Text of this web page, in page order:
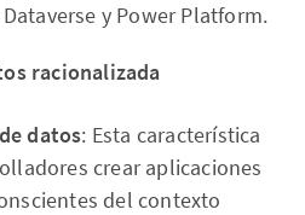
y Power Platform.
racionalizada
datos: Esta característica
crear aplicaciones
del contexto